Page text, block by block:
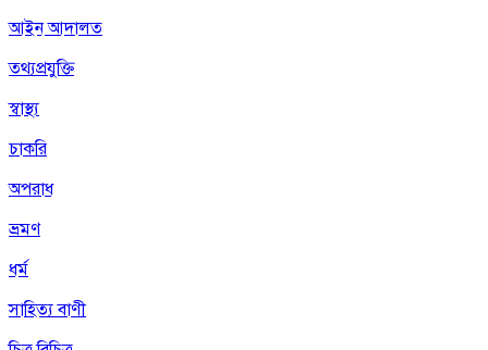
আইন আদালত
তথ্যপ্রযুক্তি
স্বাস্থ্য
চাকরি
অপরাধ
ভ্রমণ
ধর্ম
সাহিত্য বাণী